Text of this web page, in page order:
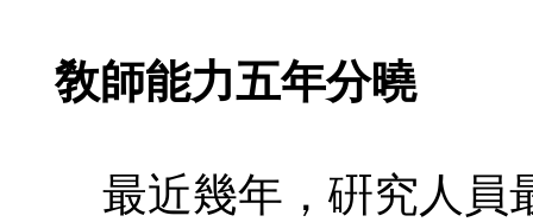
敎師能力五年分曉
最近幾年，硏究人員